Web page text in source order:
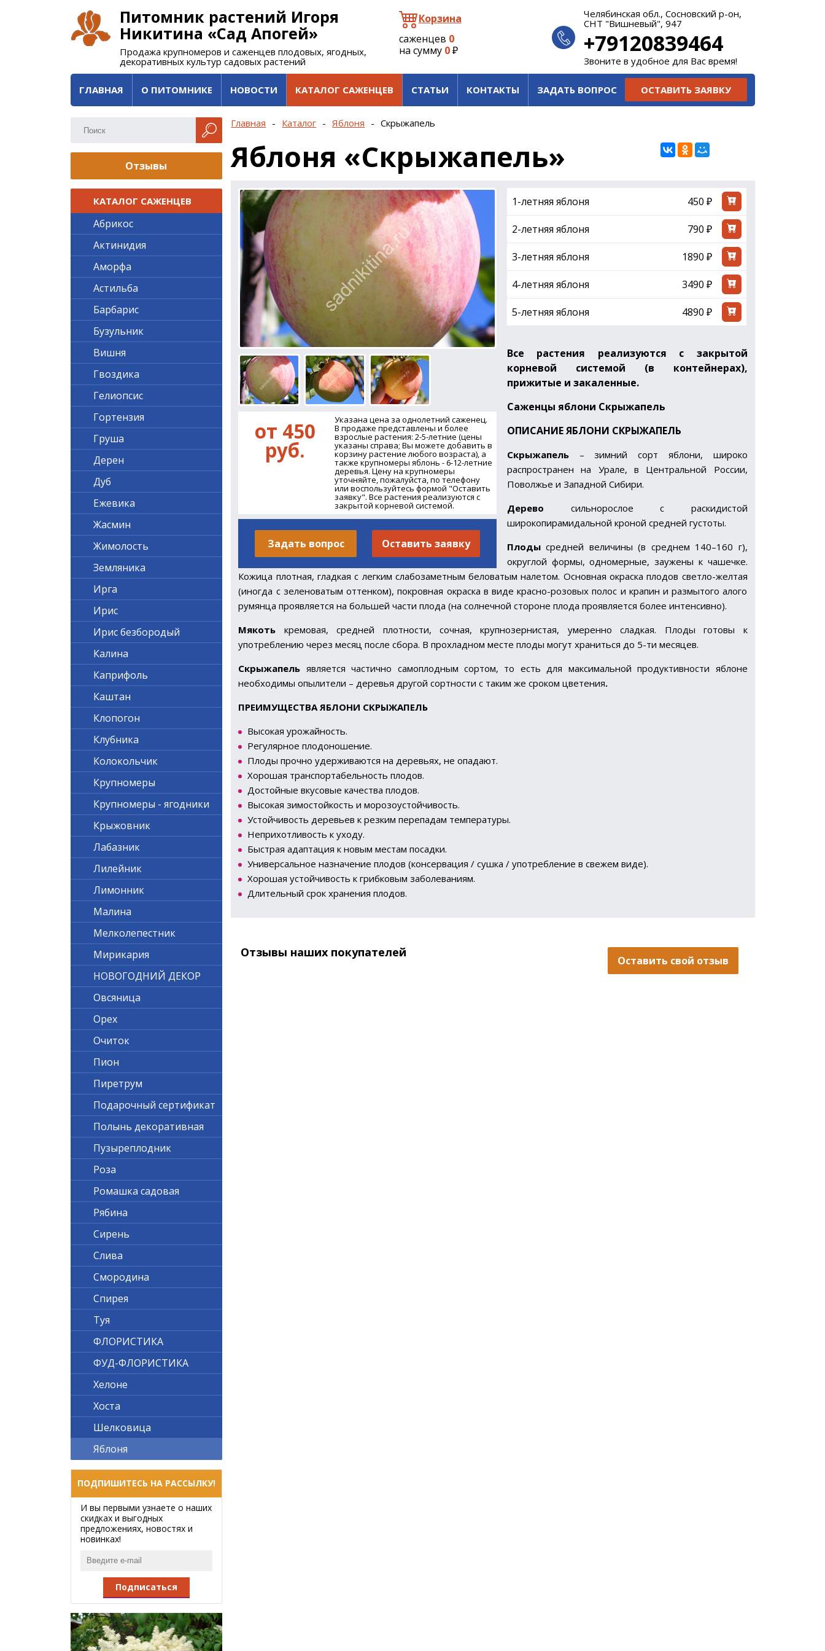
Питомник растений Игоря
Никитина «Сад Апогей»
Продажа крупномеров и саженцев плодовых, ягодных,
декоративных культур садовых растений
Челябинская обл., Сосновский р-он,
СНТ "Вишневый", 947
+79120839464
Звоните в удобное для Вас время!
Корзина
саженцев 0
на сумму 0₽
ГЛАВНАЯ О ПИТОМНИКЕ НОВОСТИ КАТАЛОГ САЖЕНЦЕВ СТАТЬИ КОНТАКТЫ ЗАДАТЬ ВОПРОС ОСТАВИТЬ ЗАЯВКУ
Главная - Каталог - Яблоня - Скрыжапель
Яблоня «Скрыжапель»
от 450
руб.
Указана цена за однолетний саженец.
В продаже представлены и более
взрослые растения: 2-5-летние (цены
указаны справа; Вы можете добавить в
корзину растение любого возраста), а
также крупномеры яблонь - 6-12-летние
деревья. Цену на крупномеры
уточняйте, пожалуйста, по телефону
или воспользуйтесь формой "Оставить
заявку". Все растения реализуются с
закрытой корневой системой.
Задать вопрос Оставить заявку
1-летняя яблоня 450 ₽
2-летняя яблоня 790 ₽
3-летняя яблоня 1890 ₽
4-летняя яблоня 3490 ₽
5-летняя яблоня 4890 ₽
Все растения реализуются с закрытой
корневой системой (в контейнерах),
прижитые и закаленные.
Саженцы яблони Скрыжапель
ОПИСАНИЕ ЯБЛОНИ СКРЫЖАПЕЛЬ
Скрыжапель – зимний сорт яблони, широко
распространен на Урале, в Центральной России,
Поволжье и Западной Сибири.
Дерево сильнорослое с раскидистой
широкопирамидальной кроной средней густоты.
Плоды средней величины (в среднем 140–160 г),
округлой формы, одномерные, заужены к чашечке.
Кожица плотная, гладкая с легким слабозаметным беловатым налетом. Основная окраска плодов светло-желтая
(иногда с зеленоватым оттенком), покровная окраска в виде красно-розовых полос и крапин и размытого алого
румянца проявляется на большей части плода (на солнечной стороне плода проявляется более интенсивно).
Мякоть кремовая, средней плотности, сочная, крупнозернистая, умеренно сладкая. Плоды готовы к
употреблению через месяц после сбора. В прохладном месте плоды могут храниться до 5-ти месяцев.
Скрыжапель является частично самоплодным сортом, то есть для максимальной продуктивности яблоне
необходимы опылители – деревья другой сортности с таким же сроком цветения.
ПРЕИМУЩЕСТВАЯБЛОНИ СКРЫЖАПЕЛЬ
Высокая урожайность.
Регулярное плодоношение.
Плоды прочно удерживаются на деревьях, не опадают.
Хорошая транспортабельность плодов.
Достойные вкусовые качества плодов.
Высокая зимостойкость и морозоустойчивость.
Устойчивость деревьев к резким перепадам температуры.
Неприхотливость к уходу.
Быстрая адаптация к новым местам посадки.
Универсальное назначение плодов (консервация / сушка / употребление в свежем виде).
Хорошая устойчивость к грибковым заболеваниям.
Длительный срок хранения плодов.
Оставить свой отзыв
Отзывы наших покупателей
Отзывы
КАТАЛОГ САЖЕНЦЕВ
Абрикос
Актинидия
Аморфа
Астильба
Барбарис
Бузульник
Вишня
Гвоздика
Гелиопсис
Гортензия
Груша
Дерен
Дуб
Ежевика
Жасмин
Жимолость
Земляника
Ирга
Ирис
Ирис безбородый
Калина
Каприфоль
Каштан
Клопогон
Клубника
Колокольчик
Крупномеры
Крупномеры - ягодники
Крыжовник
Лабазник
Лилейник
Лимонник
Малина
Мелколепестник
Мирикария
НОВОГОДНИЙ ДЕКОР
Овсяница
Орех
Очиток
Пион
Пиретрум
Подарочный сертификат
Полынь декоративная
Пузыреплодник
Роза
Ромашка садовая
Рябина
Сирень
Слива
Смородина
Спирея
Туя
ФЛОРИСТИКА
ФУД-ФЛОРИСТИКА
Хелоне
Хоста
Шелковица
Яблоня
ПОДПИШИТЕСЬ НА РАССЫЛКУ!
И вы первыми узнаете о наших
скидках и выгодных
предложениях, новостях и
новинках!
Подписаться